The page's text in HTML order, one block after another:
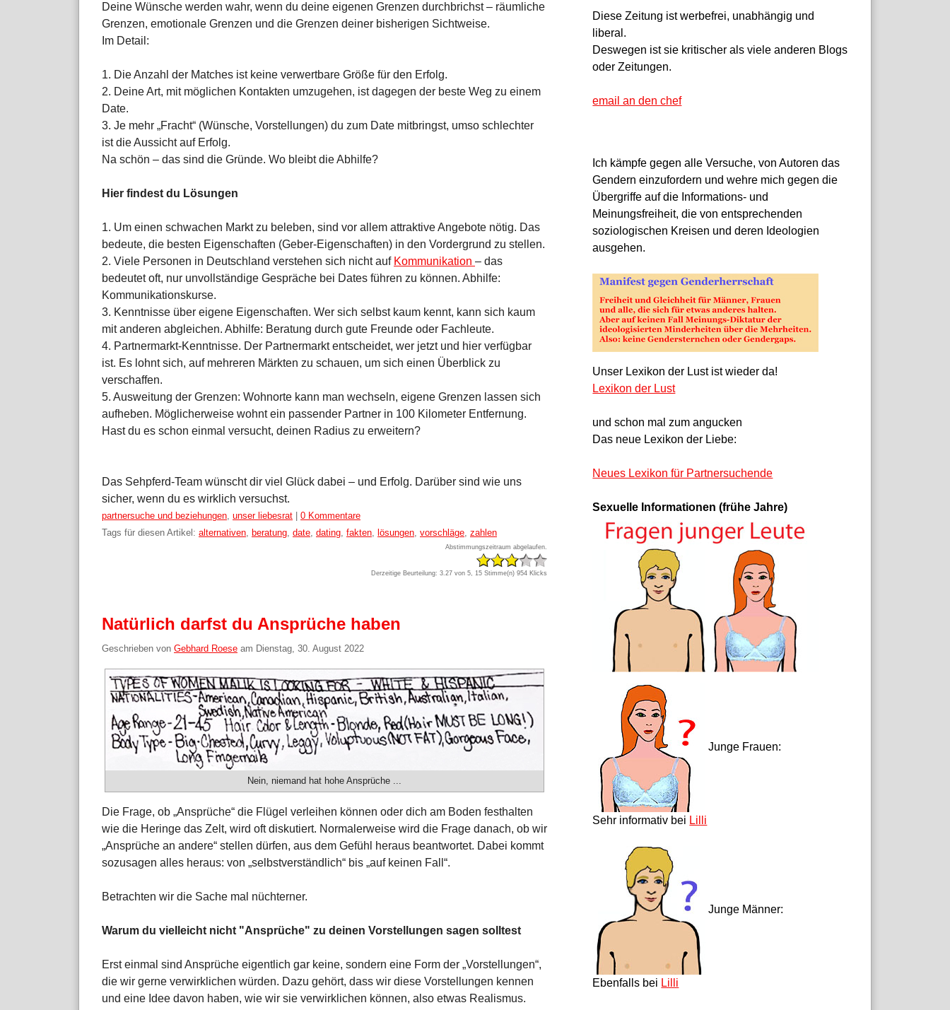
Deine Wünsche werden wahr, wenn du deine eigenen Grenzen durchbrichst – räumliche
Grenzen, emotionale Grenzen und die Grenzen deiner bisherigen Sichtweise.
Im Detail:
1. Die Anzahl der Matches ist keine verwertbare Größe für den Erfolg.
2. Deine Art, mit möglichen Kontakten umzugehen, ist dagegen der beste Weg zu einem
Date.
3. Je mehr „Fracht“ (Wünsche, Vorstellungen) du zum Date mitbringst, umso schlechter
ist die Aussicht auf Erfolg.
Na schön – das sind die Gründe. Wo bleibt die Abhilfe?
Hier findest du Lösungen
1. Um einen schwachen Markt zu beleben, sind vor allem attraktive Angebote nötig. Das
bedeute, die besten Eigenschaften (Geber-Eigenschaften) in den Vordergrund zu stellen.
2. Viele Personen in Deutschland verstehen sich nicht auf Kommunikation – das
bedeutet oft, nur unvollständige Gespräche bei Dates führen zu können. Abhilfe:
Kommunikationskurse.
3. Kenntnisse über eigene Eigenschaften. Wer sich selbst kaum kennt, kann sich kaum
mit anderen abgleichen. Abhilfe: Beratung durch gute Freunde oder Fachleute.
4. Partnermarkt-Kenntnisse. Der Partnermarkt entscheidet, wer jetzt und hier verfügbar
ist. Es lohnt sich, auf mehreren Märkten zu schauen, um sich einen Überblick zu
verschaffen.
5. Ausweitung der Grenzen: Wohnorte kann man wechseln, eigene Grenzen lassen sich
aufheben. Möglicherweise wohnt ein passender Partner in 100 Kilometer Entfernung.
Hast du es schon einmal versucht, deinen Radius zu erweitern?
Das Sehpferd-Team wünscht dir viel Glück dabei – und Erfolg. Darüber sind wie uns
sicher, wenn du es wirklich versuchst.
Kategorien:
partnersuche und beziehungen, unser liebesrat
0 Kommentare
Tags für diesen Artikel: alternativen, beratung, date, dating, fakten, lösungen, vorschläge, zahlen
Abstimmungszeitraum abgelaufen.
Derzeitige Beurteilung: 3.27 von 5, 15 Stimme(n) 954 Klicks
Natürlich darfst du Ansprüche haben
Geschrieben von Gebhard Roese am Dienstag, 30. August 2022
Nein, niemand hat hohe Ansprüche ...
Die Frage, ob „Ansprüche“ die Flügel verleihen können oder dich am Boden festhalten
wie die Heringe das Zelt, wird oft diskutiert. Normalerweise wird die Frage danach, ob wir
„Ansprüche an andere“ stellen dürfen, aus dem Gefühl heraus beantwortet. Dabei kommt
sozusagen alles heraus: von „selbstverständlich“ bis „auf keinen Fall“.
Betrachten wir die Sache mal nüchterner.
Warum du vielleicht nicht "Ansprüche" zu deinen Vorstellungen sagen solltest
Erst einmal sind Ansprüche eigentlich gar keine, sondern eine Form der „Vorstellungen“,
die wir gerne verwirklichen würden. Dazu gehört, dass wir diese Vorstellungen kennen
und eine Idee davon haben, wie wir sie verwirklichen können, also etwas Realismus.
Diese Zeitung ist werbefrei, unabhängig und
liberal.
Deswegen ist sie kritischer als viele anderen Blogs
oder Zeitungen.
email an den chef
Ich kämpfe gegen alle Versuche, von Autoren das
Gendern einzufordern und wehre mich gegen die
Übergriffe auf die Informations- und
Meinungsfreiheit, die von entsprechenden
soziologischen Kreisen und deren Ideologien
ausgehen.
Unser Lexikon der Lust ist wieder da!
Lexikon der Lust
und schon mal zum angucken
Das neue Lexikon der Liebe:
Neues Lexikon für Partnersuchende
Sexuelle Informationen (frühe Jahre)
Junge Frauen:
Sehr informativ bei Lilli
Junge Männer:
Ebenfalls bei Lilli